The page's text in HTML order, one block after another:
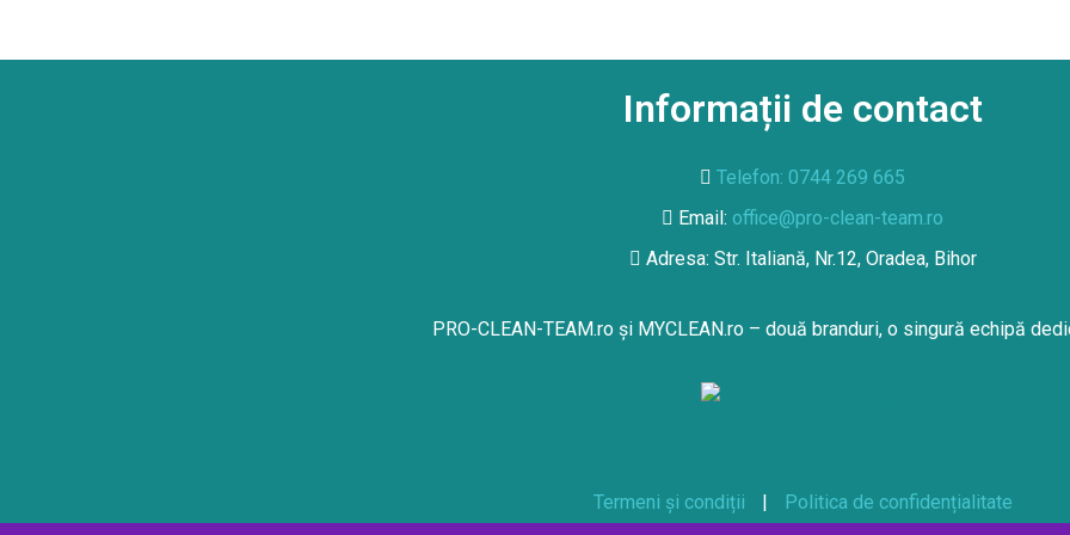
Informații de contact
Telefon: 0744 269 665
Email: office@pro-clean-team.ro
Adresa: Str. Italiană, Nr.12, Oradea, Bihor
PRO-CLEAN-TEAM.ro și MYCLEAN.ro – două branduri, o singură echipă
Termeni și condiții | Politica de confidențialitate